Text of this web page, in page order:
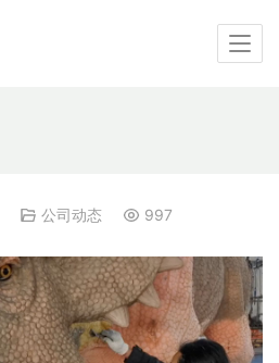
公司动态 997